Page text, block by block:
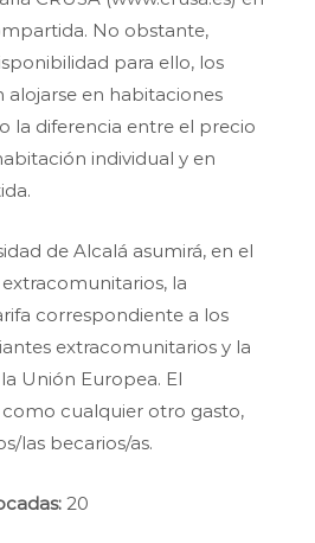
No obstante,
para ello, los
alojarse en habitaciones
la diferencia entre el precio
individual y en
de Alcalá asumirá, en el
la
correspondiente a los
extracomunitarios y la
Unión Europea. El
cualquier otro gasto,
las becarios/as.
20